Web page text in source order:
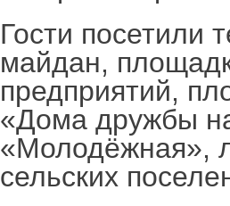
Гости посетили
майдан,
предприятий,
«Дома дружбы
«Молодёжная»,
сельских